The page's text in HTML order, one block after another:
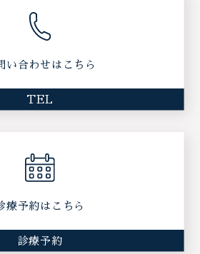
い合わせはこちら
TEL
療予約はこちら
診療予約